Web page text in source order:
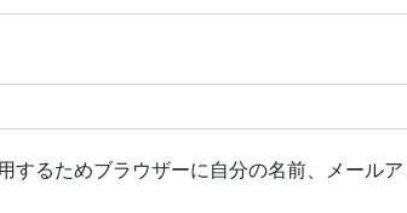
するためブラウザーに自分の名前、メールア